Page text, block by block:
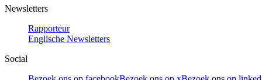
Newsletters
Rapporteur
Englische Newsletters
Social